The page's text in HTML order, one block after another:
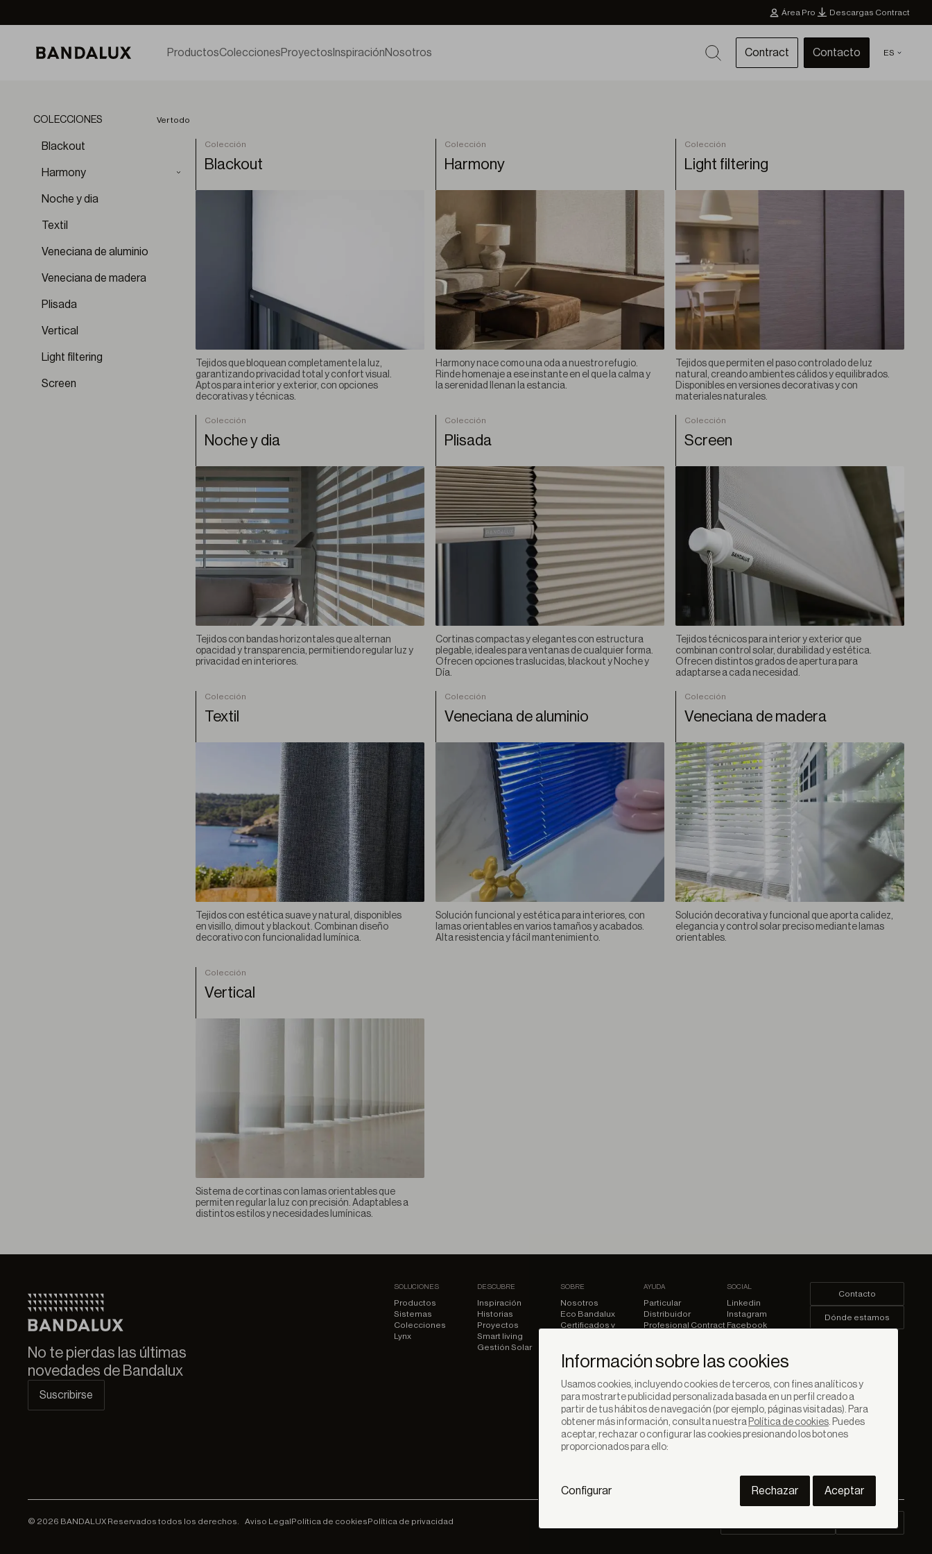
Área Pro Descargas Contract
ProductosColeccionesProyectos InspiraciónNosotros Contract Contacto ES
COLECCIONES Ver todo
Blackout
Harmony
Aura BO
Brumae
Cloud
Dunes
Erosio
Lignum
Noche y dia
Textil
Veneciana de aluminio
Veneciana de madera
Plisada
Vertical
Light filtering
Screen
Colección
Blackout
Tejidos que bloquean completamente la luz,
garantizando privacidad total y confort visual.
Aptos para interior y exterior, con opciones
decorativas y técnicas.
Colección
Harmony
Harmony nace como una oda a nuestro refugio.
Rinde homenaje a ese instante en el que la calma y
la serenidad llenan la estancia.
Colección
Light filtering
Tejidos que permiten el paso controlado de luz
natural, creando ambientes cálidos y equilibrados.
Disponibles en versiones decorativas y con
materiales naturales.
Colección
Noche y dia
Tejidos con bandas horizontales que alternan
opacidad y transparencia, permitiendo regular luz y
privacidad en interiores.
Colección
Plisada
Cortinas compactas y elegantes con estructura
plegable, ideales para ventanas de cualquier forma.
Ofrecen opciones traslucidas, blackout y Noche y
Día.
Colección
Screen
Tejidos técnicos para interior y exterior que
combinan control solar, durabilidad y estética.
Ofrecen distintos grados de apertura para
adaptarse a cada necesidad.
Colección
Textil
Tejidos con estética suave y natural, disponibles
en visillo, dimout y blackout. Combinan diseño
decorativo con funcionalidad lumínica.
Colección
Veneciana de aluminio
Solución funcional y estética para interiores, con
lamas orientables en varios tamaños y acabados.
Alta resistencia y fácil mantenimiento.
Colección
Veneciana de madera
Solución decorativa y funcional que aporta calidez,
elegancia y control solar preciso mediante lamas
orientables.
Colección
Vertical
Sistema de cortinas con lamas orientables que
permiten regular la luz con precisión. Adaptables a
distintos estilos y necesidades lumínicas.
No te pierdas las últimas
novedades de Bandalux
Suscribirse
SOLUCIONES
Productos
Sistemas
Colecciones
Lynx
DESCUBRE
Inspiración
Historias
Proyectos
Smart living
Gestión Solar
SOBRE
Nosotros
Eco Bandalux
Certificados y
AYUDA
Particular
Distribuidor
Profesional Contract
SOCIAL
Linkedin
Instagram
Facebook
Contacto
Dónde estamos
© 2026 BANDALUX Reservados todos los derechos. Aviso LegalPolítica de cookiesPolítica de privacidad
Información sobre las cookies
Usamos cookies, incluyendo cookies de terceros, con fines analíticos y
para mostrarte publicidad personalizada basada en un perfil creado a
partir de tus hábitos de navegación (por ejemplo, páginas visitadas). Para
obtener más información, consulta nuestra Política de cookies. Puedes
aceptar, rechazar o configurar las cookies presionando los botones
proporcionados para ello:
Configurar Rechazar Aceptar